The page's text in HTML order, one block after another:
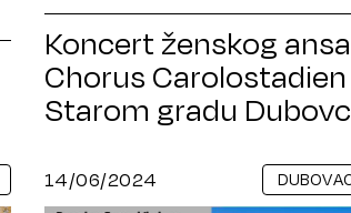
Koncert ženskog
Chorus
Starom gradu
14/06/2024